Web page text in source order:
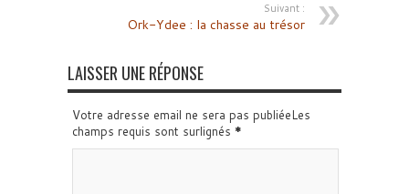
Suivant :
Ork-Ydee : la chasse au trésor
LAISSER UNE RÉPONSE
Votre adresse email ne sera pas publiéeLes
champs requis sont surlignés *